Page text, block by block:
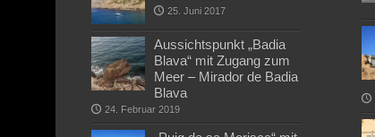
25. Juni 2017
Aussichtspunkt „Badia
Blava“ mit Zugang zum
Meer – Mirador de Badia
Blava
24. Februar 2019